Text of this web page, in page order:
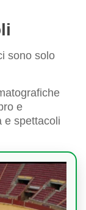
sono solo
e
e spettacoli